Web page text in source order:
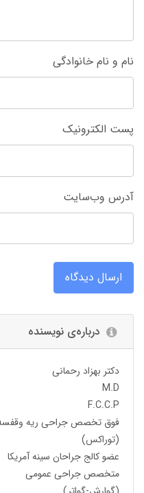
نام و نام خانوادگی
پست الکترونیک
آدرس وب‌سایت
ارسال دیدگاه
درباره‌ی نویسنده
دکتر بهزاد رحمانی
M.D
F.C.C.P
فوق تخصص جراحی ریه
(توراکس)
عضو کالج جراحان سینه آمریکا
متخصص جراحی عمومی